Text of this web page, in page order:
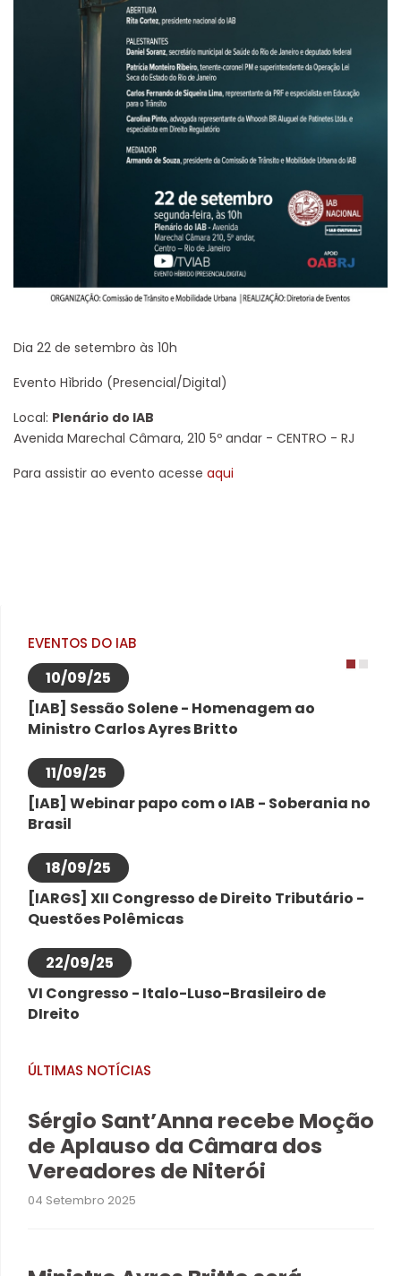
Dia 22 de setembro às 10h
Evento Hìbrido (Presencial/Digital)
Local: Plenário do IAB
Avenida Marechal Câmara, 210 5º andar - CENTRO - RJ
Para assistir ao evento acesse aqui
EVENTOS DO IAB
10/09/25
[IAB] Sessão Solene - Homenagem ao
Ministro Carlos Ayres Britto
11/09/25
[IAB] Webinar papo com o IAB - Soberania no
Brasil
18/09/25
[IARGS] XII Congresso de Direito Tributário -
Questões Polêmicas
22/09/25
VI Congresso - Italo-Luso-Brasileiro de
DIreito
ÚLTIMAS NOTÍCIAS
Sérgio Sant’Anna recebe Moção
de Aplauso da Câmara dos
Vereadores de Niterói
04 Setembro 2025